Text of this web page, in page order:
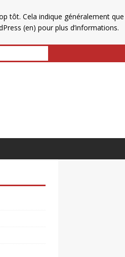
tôt. Cela indique généralement que
(en) pour plus d’informations.